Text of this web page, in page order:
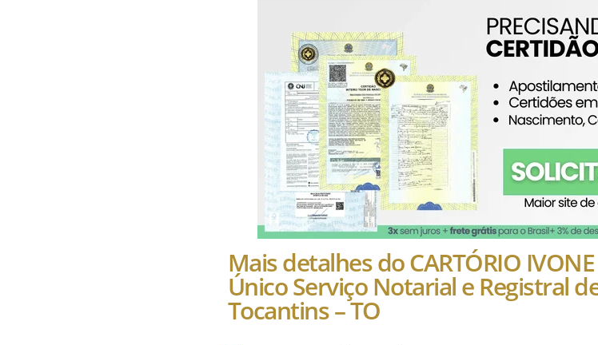
Mais detalhes do CARTÓRIO IVONE
Único Serviço Notarial e Registral
Tocantins – TO